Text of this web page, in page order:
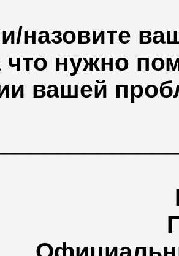
назовите
что нужно
вашей